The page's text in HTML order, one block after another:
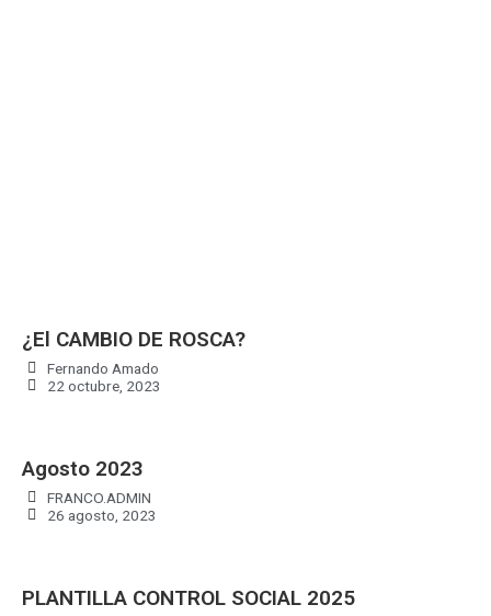
¿El CAMBIO DE ROSCA?
Fernando Amado
22 octubre, 2023
Agosto 2023
FRANCO.ADMIN
26 agosto, 2023
PLANTILLA CONTROL SOCIAL 2025